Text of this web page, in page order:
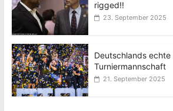
rigged!!
23. September 2025
Deutschlands echte
Turniermannschaft
21. September 2025